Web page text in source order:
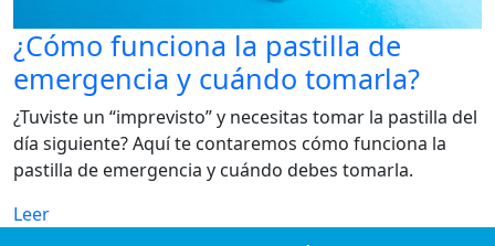
¿Cómo funciona la pastilla de
emergencia y cuándo tomarla?
¿Tuviste un “imprevisto” y necesitas tomar la pastilla del
día siguiente? Aquí te contaremos cómo funciona la
pastilla de emergencia y cuándo debes tomarla.
Leer